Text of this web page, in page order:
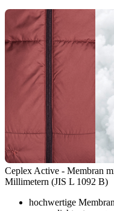
Ceplex Active - Membran
Millimetern (JIS L 1092 B)
hochwertige